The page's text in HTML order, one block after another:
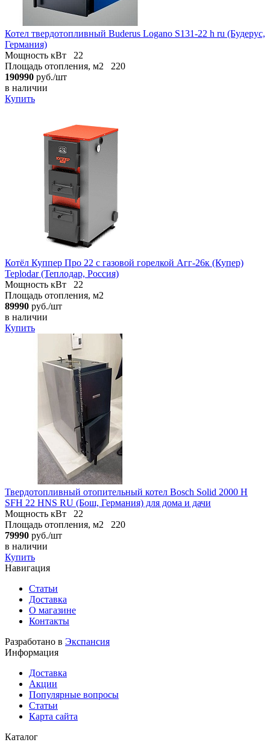
Котел твердотопливный Buderus Logano S131-22 h ru (Будерус,
Германия)
Мощность кВт
22
Площадь отопления, м2
220
190990 руб./шт
в наличии
Купить
Котёл Куппер Про 22 с газовой горелкой Агг-26к (Купер)
Teplodar (Теплодар, Россия)
Мощность кВт
22
Площадь отопления, м2
89990 руб./шт
в наличии
Купить
Твердотопливный отопительный котел Bosch Solid 2000 H
SFH 22 HNS RU (Бош, Германия) для дома и дачи
Мощность кВт
22
Площадь отопления, м2
220
79990 руб./шт
в наличии
Купить
Навигация
Статьи
Доставка
О магазине
Контакты
Разработано в Экспансия
Информация
Доставка
Акции
Популярные вопросы
Статьи
Карта сайта
Каталог